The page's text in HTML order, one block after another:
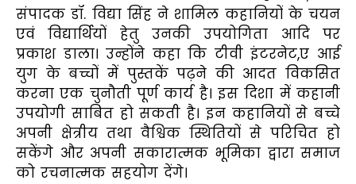
संपादक डॉ. विद्या सिंह ने शामिल कहानियों के चयन
एवं विद्यार्थियों हेतु उनकी उपयोगिता आदि पर
प्रकाश डाला। उन्होंने कहा कि टीवी इंटरनेट,ए आई
युग के बच्चों में पुस्तकें पढ़ने की आदत विकसित
करना एक चुनौती पूर्ण कार्य है। इस दिशा में कहानी
उपयोगी साबित हो सकती है। इन कहानियों से बच्चे
अपनी क्षेत्रीय तथा वैश्विक स्थितियों से परिचित हो
सकेंगे और अपनी सकारात्मक भूमिका द्वारा समाज
को रचनात्मक सहयोग देंगे।